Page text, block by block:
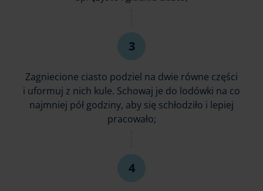
Zagniecione ciasto podziel na dwie równe części
i uformuj z nich kule. Schowaj je do lodówki na co
najmniej pół godziny, aby się schłodziło i lepiej
pracowało;